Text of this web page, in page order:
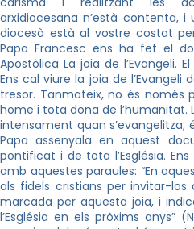
arxidiocesana n’està contenta, i
diocesà està al vostre costat
Papa Francesc ens ha fet el
Apostòlica La joia de l’Evangeli.
Ens cal viure la joia de l’Evangeli
tresor. Tanmateix, no és només
home i tota dona de l’humanitat.
intensament quan s’evangelitza;
Papa assenyala en aquest
pontificat i de tota l’Església. Ens
amb aquestes paraules: “En
als fidels cristians per invitar-
marcada per aquesta joia, i
l’Església en els pròxims anys”